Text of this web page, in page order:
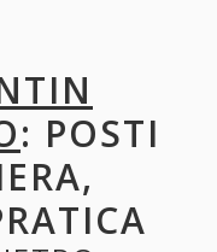
: POSTI